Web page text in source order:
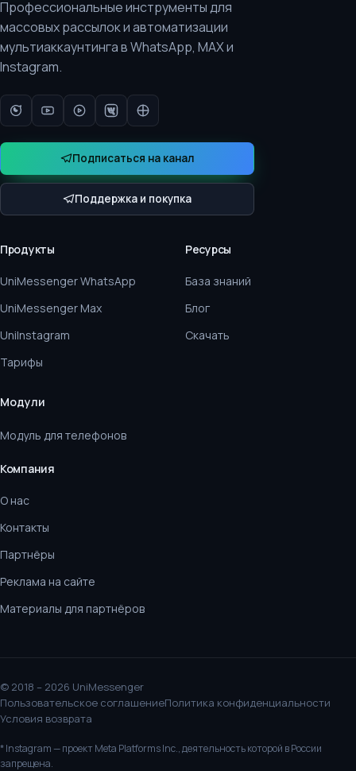
Профессиональные инструменты для
массовых рассылок и автоматизации
мультиаккаунтинга в WhatsApp, MAX и
Instagram.
Подписаться на канал
Поддержка и покупка
Продукты
UniMessenger WhatsApp
UniMessenger Max
UniInstagram
Тарифы
Модули
Модуль для телефонов
Ресурсы
База знаний
Блог
Скачать
Компания
О нас
Контакты
Партнёры
Реклама на сайте
Материалы для партнёров
© 2018 – 2026 UniMessenger
Пользовательское соглашениеПолитика конфиденциальности
Условия возврата
* Instagram — проект Meta Platforms Inc., деятельность которой в России
запрещена.